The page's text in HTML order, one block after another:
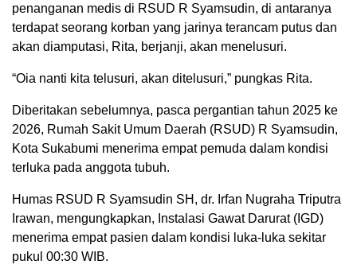
penanganan medis di RSUD R Syamsudin, di antaranya
terdapat seorang korban yang jarinya terancam putus dan
akan diamputasi, Rita, berjanji, akan menelusuri.
“Oia nanti kita telusuri, akan ditelusuri,” pungkas Rita.
Diberitakan sebelumnya, pasca pergantian tahun 2025 ke
2026, Rumah Sakit Umum Daerah (RSUD) R Syamsudin,
Kota Sukabumi menerima empat pemuda dalam kondisi
terluka pada anggota tubuh.
Humas RSUD R Syamsudin SH, dr. Irfan Nugraha Triputra
Irawan, mengungkapkan, Instalasi Gawat Darurat (IGD)
menerima empat pasien dalam kondisi luka-luka sekitar
pukul 00:30 WIB.